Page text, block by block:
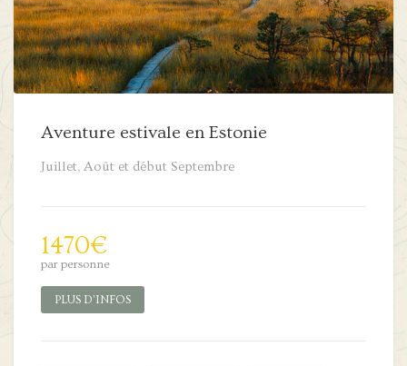
Aventure estivale en Estonie
Juillet, Août et début Septembre
1470€
par personne
PLUS D'INFOS